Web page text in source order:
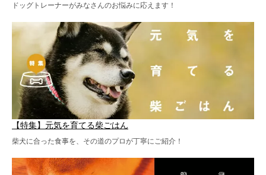
ドッグトレーナーがみなさんのお悩みに応えます！
【特集】元気を育てる柴ごはん
柴犬に合った食事を、その道のプロが丁寧にご紹介！